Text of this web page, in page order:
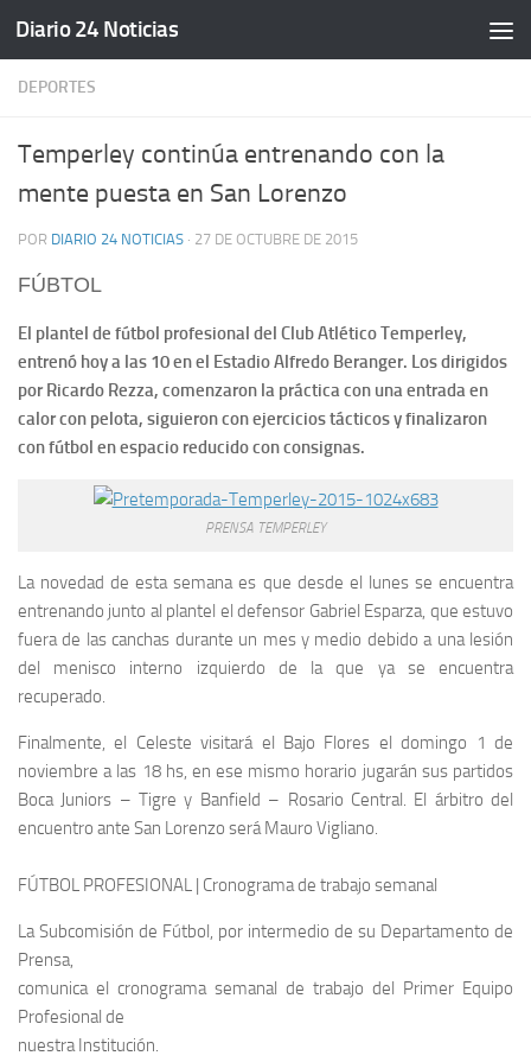
Saltar al contenido
Diario 24 Noticias
DEPORTES
Temperley continúa entrenando con la
mente puesta en San Lorenzo
POR DIARIO 24 NOTICIAS · 27 DE OCTUBRE DE 2015
FÚBTOL
El plantel de fútbol profesional del Club Atlético Temperley,
entrenó hoy a las 10 en el Estadio Alfredo Beranger. Los dirigidos
por Ricardo Rezza, comenzaron la práctica con una entrada en
calor con pelota, siguieron con ejercicios tácticos y finalizaron
con fútbol en espacio reducido con consignas.
PRENSA TEMPERLEY
La novedad de esta semana es que desde el lunes se encuentra
entrenando junto al plantel el defensor Gabriel Esparza, que estuvo
fuera de las canchas durante un mes y medio debido a una lesión
del menisco interno izquierdo de la que ya se encuentra
recuperado.
Finalmente, el Celeste visitará el Bajo Flores el domingo 1 de
noviembre a las 18 hs, en ese mismo horario jugarán sus partidos
Boca Juniors – Tigre y Banfield – Rosario Central. El árbitro del
encuentro ante San Lorenzo será Mauro Vigliano.
FÚTBOL PROFESIONAL | Cronograma de trabajo semanal
La Subcomisión de Fútbol, por intermedio de su Departamento de
Prensa,
comunica el cronograma semanal de trabajo del Primer Equipo
Profesional de
nuestra Institución.